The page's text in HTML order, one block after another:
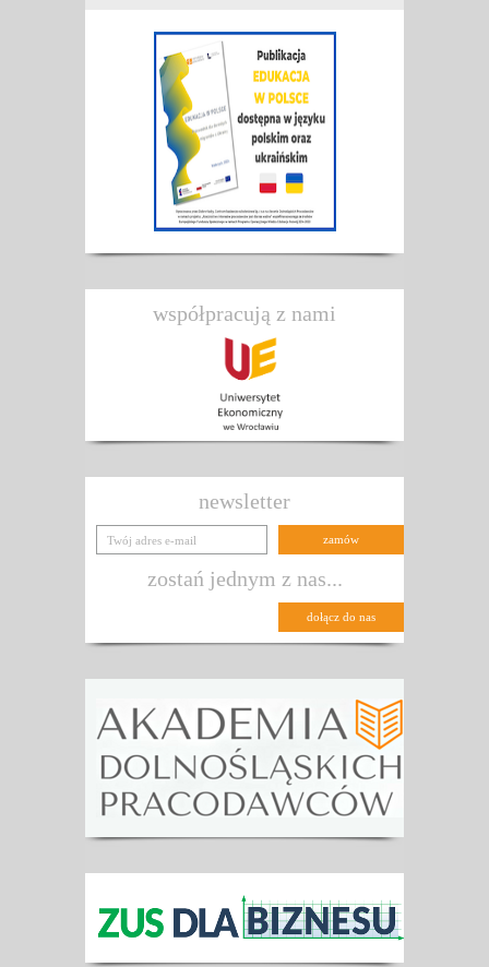
współpracują z nami
newsletter
zostań jednym z nas...